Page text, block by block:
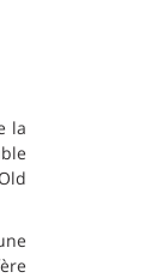
la